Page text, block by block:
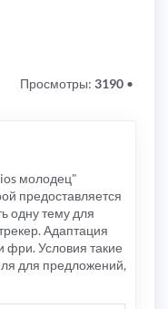
Просмотры: 3190 •
молодец"
предоставляется
одну тему для
Адаптация
фри. Условия такие
для предложений,